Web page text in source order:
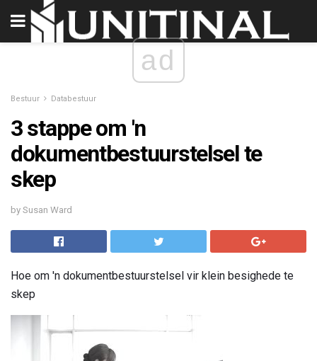
ad
Bestuur Databestuur
3 stappe om 'n
dokumentbestuurstelsel te
skep
by Susan Ward
Hoe om 'n dokumentbestuurstelsel vir klein besighede te
skep